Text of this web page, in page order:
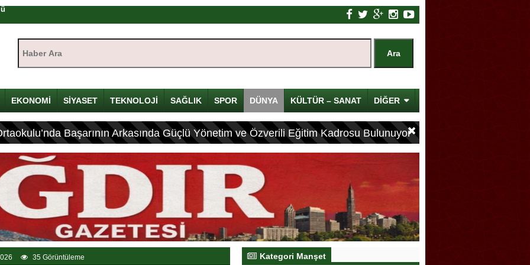
Davulunu Kırdı
Lira!
EKONOMİ SİYASET TEKNOLOJİ SAĞLIK SPOR DÜNYA KÜLTÜR – SANAT DİĞER
Başarının Arkasında Güçlü Yönetim ve Özverili Eğitim Kadrosu Bulunuyor
35 Görüntüleme Kategori Manşet